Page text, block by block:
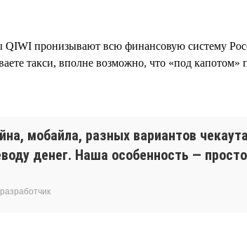
пронизывают всю финансовую систему
такси, вполне возможно, что «под
мобайла, разных вариантов
денег. Наша особенность —